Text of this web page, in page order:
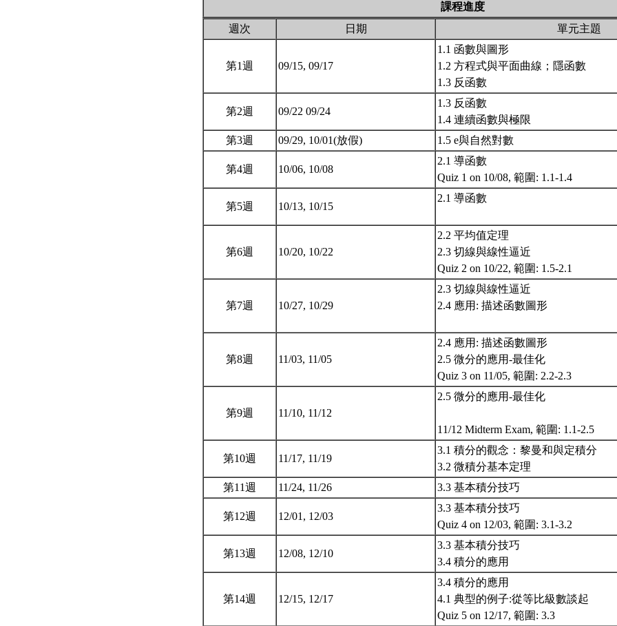
課程進度
週次
日期 單元主題
第1週 09/15, 09/17
1.1 函數與圖形
1.2 方程式與平面曲線；隱函數
1.3 反函數
第2週 09/22 09/24
1.3 反函數
1.4 連續函數與極限
第3週
09/29, 10/01(放假) 1.5 e與自然對數
第4週 10/06, 10/08
2.1 導函數
Quiz 1 on 10/08, 範圍: 1.1-1.4
第5週 10/13, 10/15
2.1 導函數
第6週 10/20, 10/22
2.2 平均值定理
2.3 切線與線性逼近
Quiz 2 on 10/22, 範圍: 1.5-2.1
第7週 10/27, 10/29
2.3 切線與線性逼近
2.4 應用: 描述函數圖形
第8週 11/03, 11/05
2.4 應用: 描述函數圖形
2.5 微分的應用-最佳化
Quiz 3 on 11/05, 範圍: 2.2-2.3
第9週 11/10, 11/12
2.5 微分的應用-最佳化
11/12 Midterm Exam, 範圍: 1.1-2.5
第10週 11/17, 11/19
3.1 積分的觀念：黎曼和與定積分
3.2 微積分基本定理
第11週
11/24, 11/26 3.3 基本積分技巧
第12週 12/01, 12/03
3.3 基本積分技巧
Quiz 4 on 12/03, 範圍: 3.1-3.2
第13週 12/08, 12/10
3.3 基本積分技巧
3.4 積分的應用
第14週 12/15, 12/17
3.4 積分的應用
4.1 典型的例子:從等比級數談起
Quiz 5 on 12/17, 範圍: 3.3